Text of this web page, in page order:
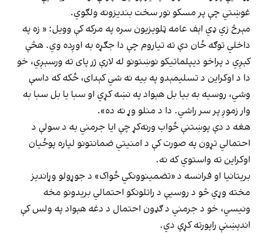
غوښتي چې پر مسکو نور سخت بندیزونه ولګوي.
مېرڅ زي ډي اېف عامه ټلویزیون سره په مرکه کې وویل: « زه په
داخلي توګه ځان دې ته تیاروم چې دا جګړه به اوږده وي. هڅې
کېږي د پراخو دیپلماتیکو نوښتونو له لارې ژر پای ته ورسېږي، خو
دا د اوکراین د تسلیمېدو په بیه نه شي کېدای، ځکه که داسې
وشي، روسیه به بیا بل هېواد په نښه کړي او سبا یا بل سبا به
وار زموږ پر سر راشي. دا د منلو وړ نه ده».
هغه د دې پوښتنې ځواب ورنه‌کړ چې ایا جرمني به د سولې د
احتمالي تړون په صورت کې د امنیتي ضمانتونو لپاره پوځیان
اوکراین ته واستوي که نه.
بریتانیا او فرانسه د «تضمینوونکي ځواک» د جوړولو وړاندیز
مخته وړي څو د روسیې د راتلونکو احتمالي بریدونو مخه
ونیسي، خو د جرمني د ګډون احتمال د دغه هېواد په ولس کې
اندېښنې راپورته کړې دي.